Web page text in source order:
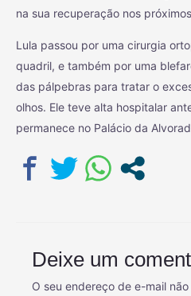
na sua recuperação nos
Lula passou por uma cirurgia
quadril, e também por uma
das pálpebras para tratar o
olhos. Ele teve alta hospitalar
permanece no Palácio da
Deixe um
O seu endereço de e-mail